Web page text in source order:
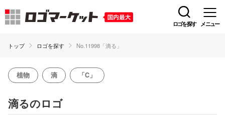
ロゴを探す メニュー
トップ ロゴを探す No.11998「滴る」
植物 滴 「C」
滴るのロゴ